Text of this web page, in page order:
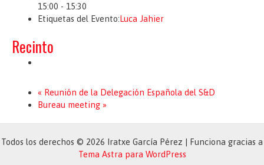
15:00 - 15:30
Etiquetas del Evento:Luca Jahier
Recinto
« Reunión de la Delegación Española del S&D
Bureau meeting »
Todos los derechos © 2026 Iratxe García Pérez | Funciona gracias a
Tema Astra para WordPress